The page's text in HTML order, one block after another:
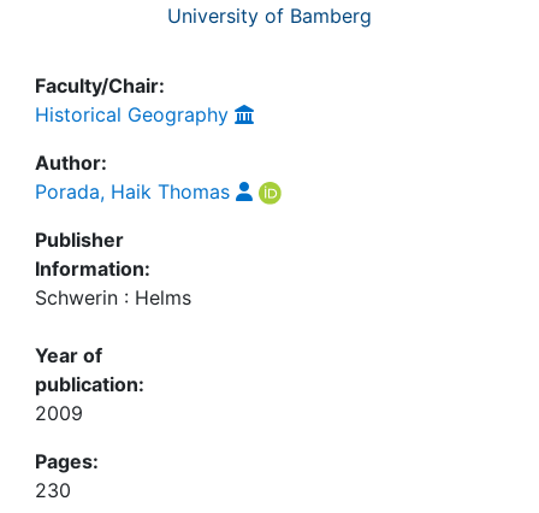
University of Bamberg
Faculty/Chair:
Historical Geography
Author:
Porada, Haik Thomas
Publisher
Information:
Schwerin : Helms
Year of
publication:
2009
Pages:
230